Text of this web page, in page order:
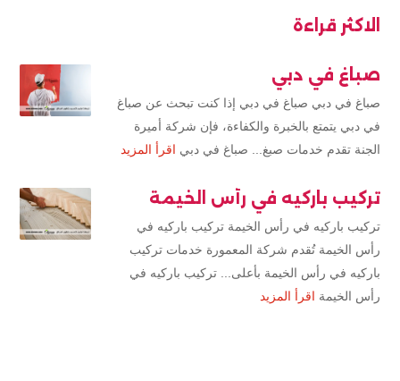
الاكثر قراءة
صباغ في دبي
صباغ في دبي صباغ في دبي إذا كنت تبحث عن صباغ
في دبي يتمتع بالخبرة والكفاءة، فإن شركة أميرة
الجنة تقدم خدمات صبغ... صباغ في دبي اقرأ المزيد
تركيب باركيه في رأس الخيمة
تركيب باركيه في رأس الخيمة تركيب باركيه في
رأس الخيمة تُقدم شركة المعمورة خدمات تركيب
باركيه في رأس الخيمة بأعلى... تركيب باركيه في
رأس الخيمة اقرأ المزيد